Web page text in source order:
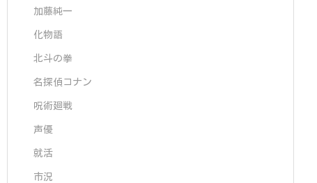
加藤純一
化物語
北斗の拳
名探偵コナン
呪術廻戦
声優
就活
市況